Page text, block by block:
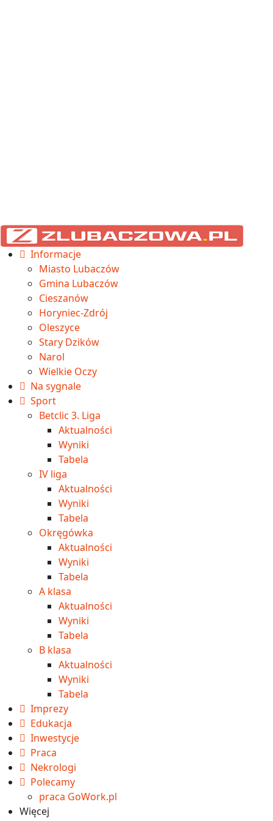
Informacje
Miasto Lubaczów
Gmina Lubaczów
Cieszanów
Horyniec-Zdrój
Oleszyce
Stary Dzików
Narol
Wielkie Oczy
Na sygnale
Sport
Betclic 3. Liga
Aktualności
Wyniki
Tabela
IV liga
Aktualności
Wyniki
Tabela
Okręgówka
Aktualności
Wyniki
Tabela
A klasa
Aktualności
Wyniki
Tabela
B klasa
Aktualności
Wyniki
Tabela
Imprezy
Edukacja
Inwestycje
Praca
Nekrologi
Polecamy
praca GoWork.pl
Więcej